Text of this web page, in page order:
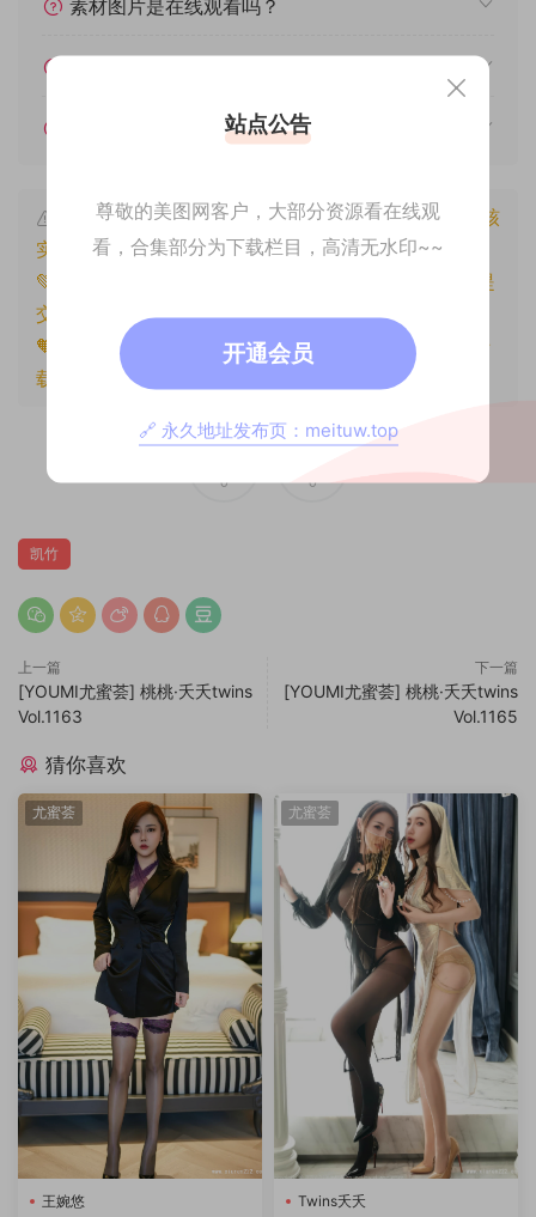
素材图片是在线观看吗？
遇见其他问题怎么办？
本文资源仅供个人参考学习，请勿批量搬运，一经核
实将封禁账号权限！
💚本文资源均来源网友分享，若侵犯了您的权益可以提
交工单处理。
🧡原文链接：
https://www.znjxg.com/1257.html
，转
载请注明出处。
0 0
凯竹
上一篇
[YOUMI尤蜜荟] 桃桃·夭夭twins
Vol.1163
下一篇
[YOUMI尤蜜荟] 桃桃·夭夭twins
Vol.1165
猜你喜欢
尤蜜荟
王婉悠
尤蜜荟
Twins夭夭
站点公告
尊敬的美图网客户，大部分资源看在线观
看，合集部分为下载栏目，高清无水印~~
开通会员
🔗 永久地址发布页：meituw.top